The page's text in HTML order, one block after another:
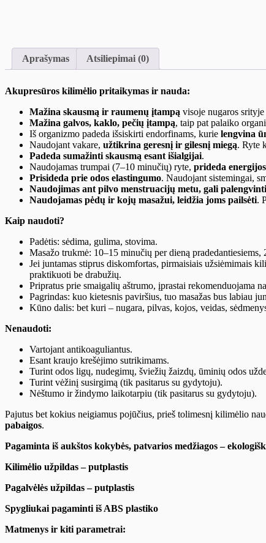
Aprašymas Atsiliepimai (0)
Akupresūros kilimėlio pritaikymas ir nauda:
Mažina skausmą ir raumenų įtampą visoje nugaros
Mažina galvos, kaklo, pečių įtampą, taip pat palaiko
Iš organizmo padeda išsiskirti endorfinams, kurie lengvina
Naudojant vakare, užtikrina geresnį ir gilesnį miegą. Ryte
Padeda sumažinti skausmą esant išialgijai.
Naudojamas trumpai (7–10 minučių) ryte, prideda
Prisideda prie odos elastingumo. Naudojant sistemingai,
Naudojimas ant pilvo menstruacijų metu, gali
Naudojamas pėdų ir kojų masažui, leidžia joms pailsėti.
Kaip naudoti?
Padėtis: sėdima, gulima, stovima.
Masažo trukmė: 10–15 minučių per dieną
Jei juntamas stiprus diskomfortas, pirmaisiais užsiėmimais
praktikuoti be drabužių.
Pripratus prie smaigalių aštrumo, įprastai rekomenduojama
Pagrindas: kuo kietesnis paviršius, tuo masažas bus labiau
Kūno dalis: bet kuri – nugara, pilvas, kojos, veidas,
Nenaudoti:
Vartojant antikoaguliantus.
Esant kraujo krešėjimo sutrikimams.
Turint odos ligų, nudegimų, šviežių žaizdų, ūminių odos
Turint vėžinį susirgimą (tik pasitarus su gydytoju).
Nėštumo ir žindymo laikotarpiu (tik pasitarus su gydytoju).
Pajutus bet kokius neigiamus pojūčius, prieš tolimesnį kilimėlio
pabaigos.
Pagaminta iš aukštos kokybės, patvarios medžiagos –
Kilimėlio užpildas – putplastis
Pagalvėlės užpildas – putplastis
Spygliukai pagaminti iš ABS plastiko
Matmenys ir kiti parametrai: